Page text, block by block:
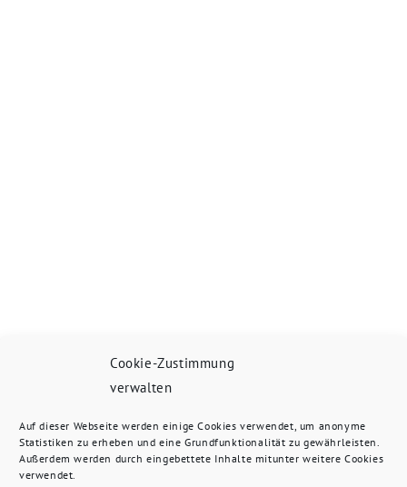
Cookie-Zustimmung
verwalten
Auf dieser Webseite werden einige Cookies verwendet, um anonyme
Statistiken zu erheben und eine Grundfunktionalität zu gewährleisten.
Außerdem werden durch eingebettete Inhalte mitunter weitere Cookies
verwendet.